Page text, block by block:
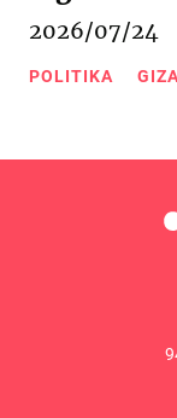
2026/07/24
POLITIKA